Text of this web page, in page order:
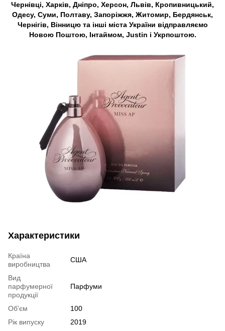
Чернівці, Харків, Дніпро, Херсон, Львів, Кропивницький,
Одесу, Суми, Полтаву, Запоріжжя, Житомир, Бердянськ,
Чернігів, Вінницю та інші міста України відправляємо
Новою Поштою, Інтаймом, Justin і Укрпоштою.
Характеристики
Країна
виробництва
США
Вид
парфумерної
продукції
Парфуми
Об'єм
100
Рік випуску
2019